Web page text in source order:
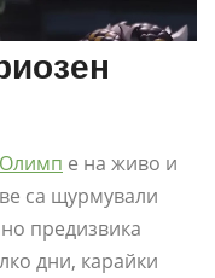
е на живо и
са щурмували
предизвика
дни, карайки